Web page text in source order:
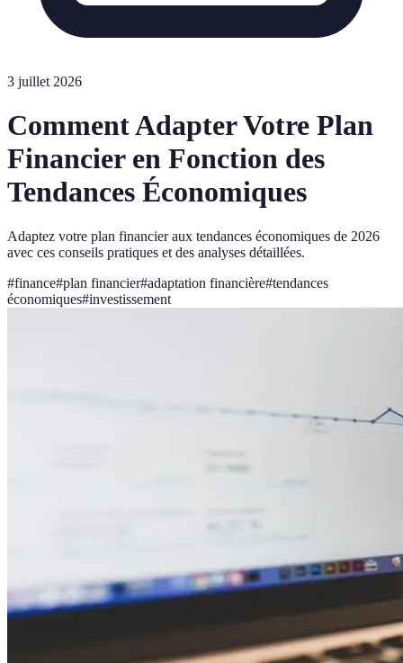
3 juillet 2026
Comment Adapter Votre Plan
Financier en Fonction des
Tendances Économiques
Adaptez votre plan financier aux tendances économiques de 2026
avec ces conseils pratiques et des analyses détaillées.
#finance#plan financier#adaptation financière#tendances
économiques#investissement